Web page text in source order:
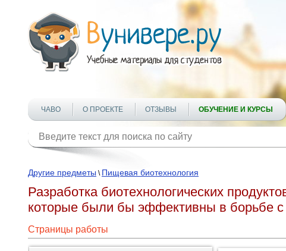
ЧАВО О ПРОЕКТЕ ОТЗЫВЫ ОБУЧЕНИЕ И КУРСЫ
Другие предметы \ Пищевая биотехнология
Разработка биотехнологических
которые были бы эффективны в борьбе с
Страницы работы